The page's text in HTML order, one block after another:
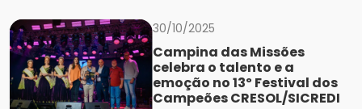
30/10/2025
Campina das Missões
celebra o talento e a
emoção no 13º Festival dos
Campeões CRESOL/SICREDI